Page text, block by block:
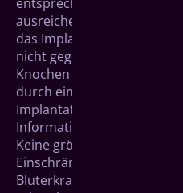
ausreichende Höhe, Breite
das Implantat sicher im
nicht gegeben sein sollte,
Knochen zurückgebildet
durch einen
Implantation erreicht
Informationen zum Aufbau
Keine größeren
Einschränkungen wie
Bluterkrankungen